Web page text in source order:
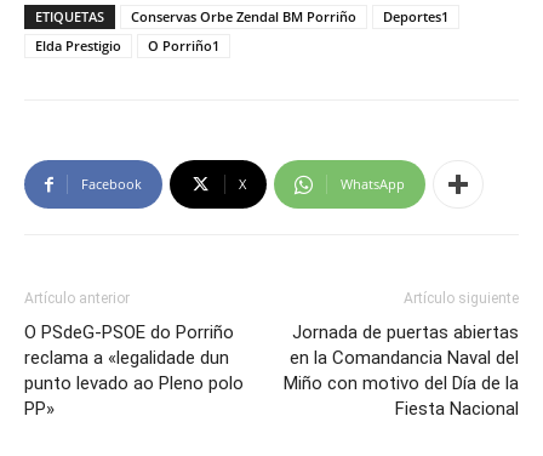
ETIQUETAS Conservas Orbe Zendal BM Porriño
Deportes1
Elda Prestigio
O Porriño1
Facebook X WhatsApp
Artículo anterior
O PSdeG-PSOE do Porriño
reclama a «legalidade dun
punto levado ao Pleno polo
PP»
Artículo siguiente
Jornada de puertas abiertas
en la Comandancia Naval del
Miño con motivo del Día de la
Fiesta Nacional